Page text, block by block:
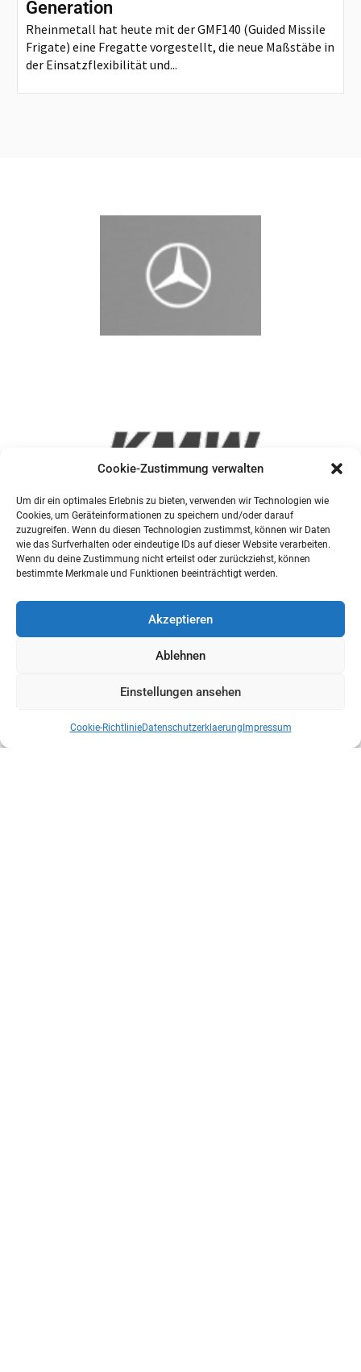
Cookie-Zustimmung verwalten
Um dir ein optimales Erlebnis zu bieten, verwenden wir Technologien wie
Cookies, um Geräteinformationen zu speichern und/oder darauf
zuzugreifen. Wenn du diesen Technologien zustimmst, können wir Daten
wie das Surfverhalten oder eindeutige IDs auf dieser Website verarbeiten.
Wenn du deine Zustimmung nicht erteilst oder zurückziehst, können
bestimmte Merkmale und Funktionen beeinträchtigt werden.
Akzeptieren
Ablehnen
Einstellungen ansehen
Cookie-RichtlinieDatenschutzerklaerung Impressum
Generation
Rheinmetall hat heute mit der GMF140 (Guided Missile
Frigate) eine Fregatte vorgestellt, die neue Maßstäbe in
der Einsatzflexibilität und...